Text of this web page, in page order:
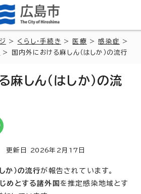
> くらし・手続き > 医療 >感染症
>
> 国内外における麻しん（はしか）の流行
麻しん（はしか）の流
新日 2026年2月 17 日
か）の流行が報告されています。
めとする諸外国 を推定感染地域とす